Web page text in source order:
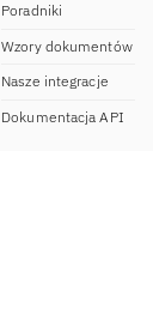
Poradniki
Wzory dokumentów
Nasze integracje
Dokumentacja API